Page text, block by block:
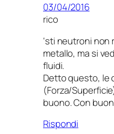
03/04/2016
rico
‘sti neutroni
metallo, ma si
fluidi.
Detto questo, le
(Forza/
buono. Con
Rispondi